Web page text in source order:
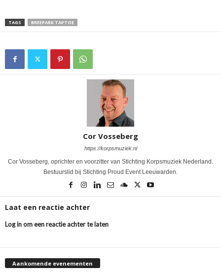
TAGS BREEPARK TAPTOE
Cor Vosseberg
https://korpsmuziek.nl
Cor Vosseberg, oprichter en voorzitter van Stichting Korpsmuziek Nederland.
Bestuurslid bij Stichting Proud Event Leeuwarden.
Laat een reactie achter
Log in om een reactie achter te laten
Aankomende evenementen